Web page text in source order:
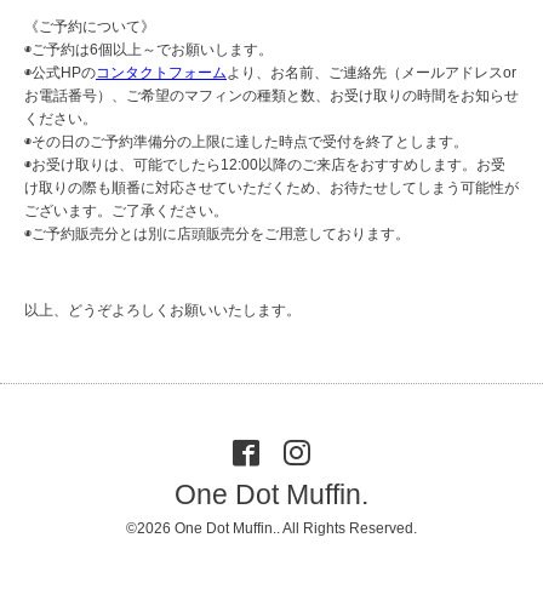
《ご予約について》
◉ご予約は6個以上～でお願いします。
◉公式HPのコンタクトフォーム より、お名前、ご連絡先（メールアドレスor
お電話番号）、ご希望のマフィンの種類と数、お受け取りの時間をお知らせ
ください。
◉その日のご予約準備分の上限に達した時点で受付を終了とします。
◉お受け取りは、可能でしたら12:00以降のご来店をおすすめします。お受
け取りの際も順番に対応させていただくため、お待たせしてしまう可能性が
ございます。ご了承ください。
◉ご予約販売分とは別に店頭販売分をご用意しております。
以上、どうぞよろしくお願いいたします。
One Dot Muffin.
©2026 One Dot Muffin. . All Rights Reserved.